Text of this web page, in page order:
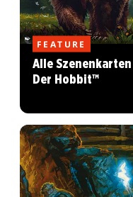
FEATURE
Alle Szenenkarten
Der Hobbit™